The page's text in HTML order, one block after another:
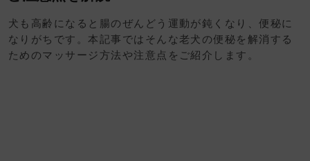
犬も高齢になると腸のぜんどう運動が鈍くなり、便秘に
なりがちです。本記事ではそんな老犬の便秘を解消する
ためのマッサージ方法や注意点をご紹介します。